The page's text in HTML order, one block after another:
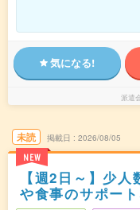
気になる!
派遣
未読
NEW
掲載日 2026/08/05
【週2日～】少
や食事のサポー